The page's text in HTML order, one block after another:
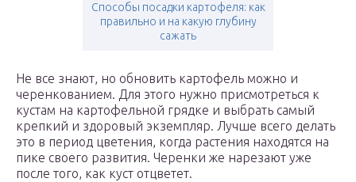
Способы посадки картофеля: как
правильно и на какую глубину
сажать
Не все знают, но обновить картофель можно и
черенкованием. Для этого нужно присмотреться к
кустам на картофельной грядке и выбрать самый
крепкий и здоровый экземпляр. Лучше всего делать
это в период цветения, когда растения находятся на
пике своего развития. Черенки же нарезают уже
после того, как куст отцветет.